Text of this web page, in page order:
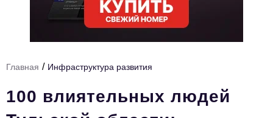
Премия "Тульский Бизнес"
История тульского предпринимательства
Тема номера
Главная / Инфраструктура развития
100 влиятельных людей